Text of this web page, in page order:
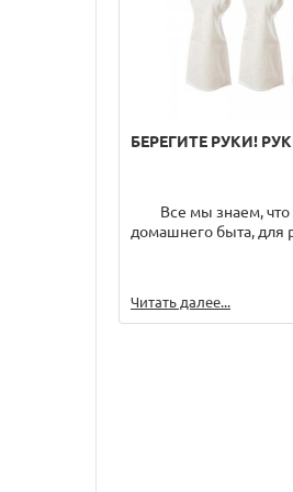
БЕРЕГИТЕ РУКИ!
Все мы знаем, что
домашнего быта, для
Читать далее...